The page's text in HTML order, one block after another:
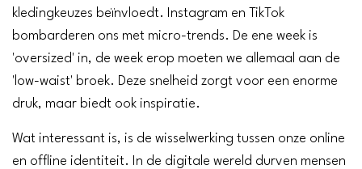
kledingkeuzes beïnvloedt. Instagram en TikTok
bombarderen ons met micro-trends. De ene week is
'oversized' in, de week erop moeten we allemaal aan de
'low-waist' broek. Deze snelheid zorgt voor een enorme
druk, maar biedt ook inspiratie.
Wat interessant is, is de wisselwerking tussen onze online
en offline identiteit. In de digitale wereld durven mensen